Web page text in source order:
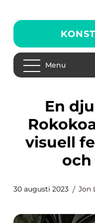
Menu
En djupdykning i
visuell
30 augusti 2023 Jon